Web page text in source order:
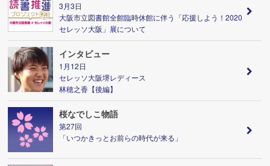
3月3日
大阪市立図書館全館臨時休館に伴う「応援しよう！2020
セレッソ大阪」展について
インタビュー
1月12日
セレッソ大阪堺レディース
林穂之香【後編】
桜なでしこ物語
第27回
「いつかきっとお前らの時代が来る」